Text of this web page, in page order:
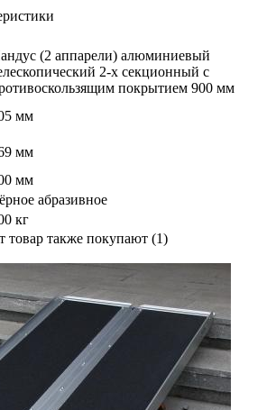
(2 аппарели) алюминиевый
2-х секционный с
покрытием 900 мм
мм
мм
мм
абразивное
кг
также покупают (1)